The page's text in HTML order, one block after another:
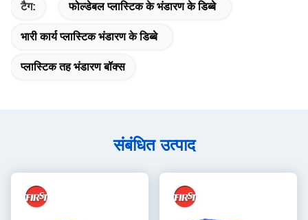
टैग: फोल्डेबल प्लास्टिक के भंडारण के डिब्बे
भारी कार्य प्लास्टिक भंडारण के डिब्बे
प्लास्टिक तह भंडारण बॉक्स
संबंधित उत्पाद